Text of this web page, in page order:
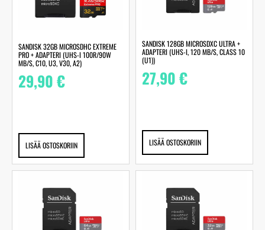
SANDISK 32GB MICROSDHC EXTREME
PRO + ADAPTERI (UHS-I 100R/90W
MB/S, C10, U3, V30, A2)
29,90€
LISÄÄ OSTOSKORIIN
SANDISK 128GB MICROSDXC ULTRA +
ADAPTERI (UHS-I, 120 MB/S, CLASS 10
(U1))
27,90€
LISÄÄ OSTOSKORIIN